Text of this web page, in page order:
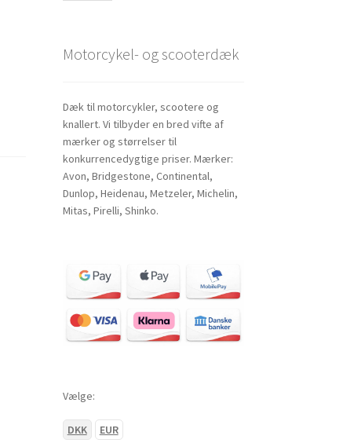
Motorcykel- og scooterdæk
Dæk til motorcykler, scootere og
knallert. Vi tilbyder en bred vifte af
mærker og størrelser til
konkurrencedygtige priser. Mærker:
Avon, Bridgestone, Continental,
Dunlop, Heidenau, Metzeler, Michelin,
Mitas, Pirelli, Shinko.
Vælge:
DKK EUR